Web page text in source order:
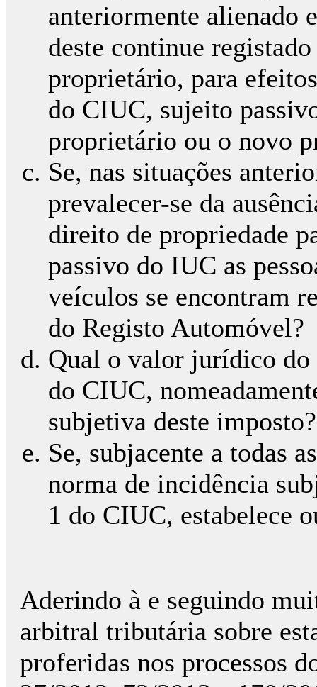
anteriormente alienado
deste continue
proprietário, para
do CIUC, sujeito
proprietário ou o novo
Se, nas situações
prevalecer-se da
direito de propriedade
passivo do IUC as
veículos se encontram
do Registo Automóvel?
Qual o valor jurídico do
do CIUC,
subjetiva deste imposto?
Se, subjacente a todas
norma de incidência
1 do CIUC, estabelece
Aderindo à e seguindo
arbitral tributária sobre
proferidas nos processos